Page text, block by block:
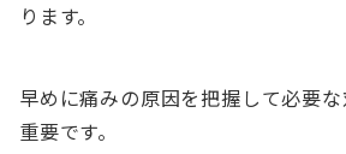
ります。
早めに痛みの原因を把握して必要
重要です。